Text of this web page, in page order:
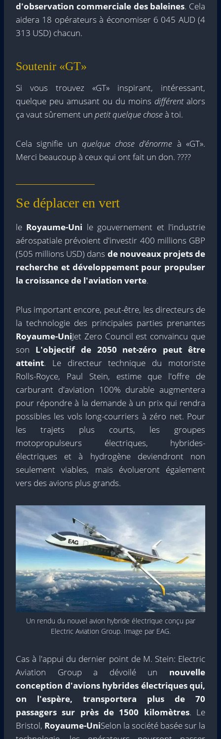
d'observation commerciale des baleines. Cela
aidera 18 opérateurs à économiser 6 045 AUD (4
313 USD) chacun.
Soutenir «GT»
Si vous trouvez «GT» inspirant, intéressant,
quelque peu amusant ou du moins différent alors
ça vaut sûrement un petit quelque choseà toi.
Cela signifie un quelque chose d'énorme à «GT».
Merci beaucoup à ceux qui ont fait un don. ????
Se déplacer en vert
le Royaume-Uni le gouvernement et l'industrie
aérospatiale prévoient d'investir 400 millions GBP
(505 millions USD) dans de nouveaux projets de
recherche et développement pour propulser
la croissance de l'aviation verte.
Plus important encore, peut-être, les directeurs de
la technologie des principales parties prenantes
Royaume-UniJet Zero Council est convaincu que
son L'objectif de 2050 net-zéro peut être
atteint. Le directeur technique du motoriste
Rolls-Royce, Paul Stein, estime que l'offre de
carburant d'aviation 100% durable augmentera
pour répondre à la demande à un prix qui rendra
possibles les vols long-courriers à zéro net. Pour
les trajets plus courts, les groupes
motopropulseurs électriques, hybrides-
électriques et à hydrogène deviendront non
seulement viables, mais évolueront également
vers des avions plus grands.
Un rendu du nouvel avion hybride électrique conçu par
Electric Aviation Group. Image par EAG.
Cas à l'appui du dernier point de M. Stein: Electric
Aviation Group a dévoilé un nouvelle
conception d'avions hybrides électriques qui,
on l'espère, transportera plus de 70
passagers sur près de 1500 kilomètres. Le
Bristol, Royaume-UniSelon la société basée sur la